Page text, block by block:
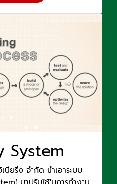
System
นียริ่ง จำกัด นำเอาระบบ